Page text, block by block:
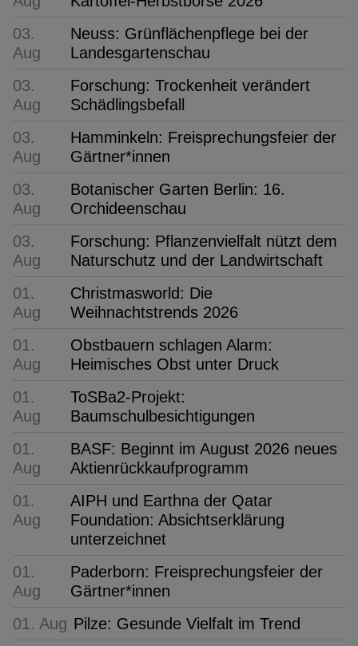
03.
Aug
Neuss: Grünflächenpflege bei der
Landesgartenschau
03.
Aug
Forschung: Trockenheit verändert
Schädlingsbefall
03.
Aug
Hamminkeln: Freisprechungsfeier der
Gärtner*innen
03.
Aug
Botanischer Garten Berlin: 16.
Orchideenschau
03.
Aug
Forschung: Pflanzenvielfalt nützt dem
Naturschutz und der Landwirtschaft
01.
Aug
Christmasworld: Die
Weihnachtstrends 2026
01.
Aug
Obstbauern schlagen Alarm:
Heimisches Obst unter Druck
01.
Aug
ToSBa2-Projekt:
Baumschulbesichtigungen
01.
Aug
BASF: Beginnt im August 2026 neues
Aktienrückkaufprogramm
01.
Aug
AIPH und Earthna der Qatar
Foundation: Absichtserklärung
unterzeichnet
01.
Aug
Paderborn: Freisprechungsfeier der
Gärtner*innen
01. Aug Pilze: Gesunde Vielfalt im Trend